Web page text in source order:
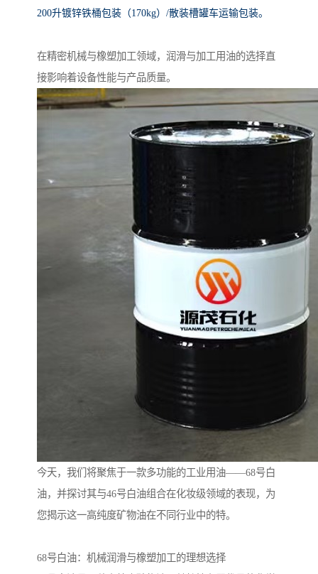
200升镀锌铁桶包装（170kg）/散装槽罐车运输包装。
在精密机械与橡塑加工领域，润滑与加工用油的选择直
接影响着设备性能与产品质量。
今天，我们将聚焦于一款多功能的工业用油——68号白
油，并探讨其与46号白油组合在化妆级领域的表现，为
您揭示这一高纯度矿物油在不同行业中的特。
68号白油：机械润滑与橡塑加工的理想选择